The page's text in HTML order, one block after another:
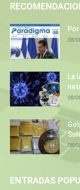
08/
La
08/
08/
ENTRADAS